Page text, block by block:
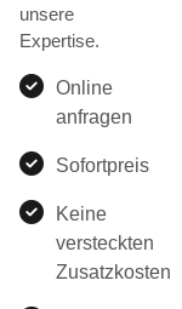
unsere
Expertise.
Online
anfragen
Sofortpreis
Keine
versteckten
Zusatzkosten